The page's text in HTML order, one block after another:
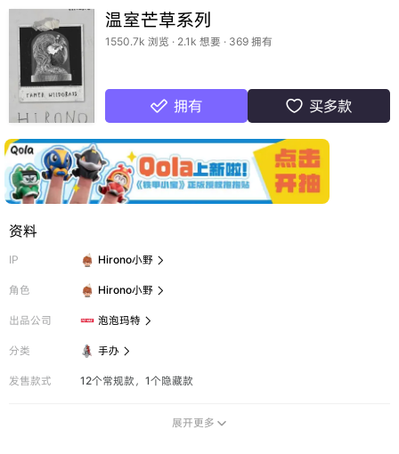
温室芒草系列
1550.7k 浏览 · 2.1k 想要 · 369 拥有
 拥有  买多款
资料
IP Hirono小野 
角色 Hirono小野 
出品公司 泡泡玛特 
分类 手办 
发售款式 12个常规款，1个隐藏款
展开更多 